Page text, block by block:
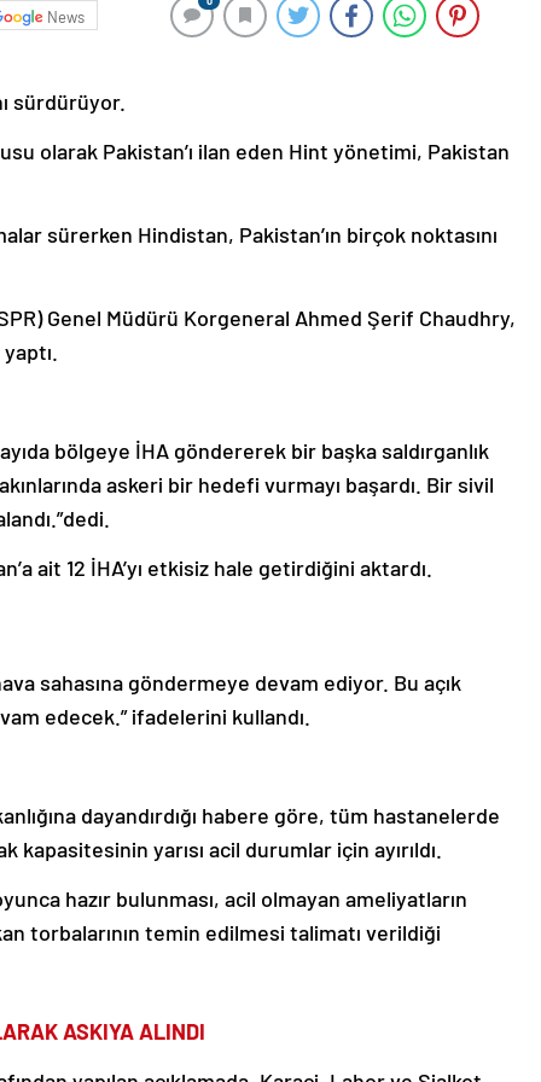
News
sürdürüyor.
olarak Pakistan’ı ilan eden Hint yönetimi, Pakistan
sürerken Hindistan, Pakistan’ın birçok noktasını
Genel Müdürü Korgeneral Ahmed Şerif Chaudhry,
bölgeye İHA göndererek bir başka saldırganlık
askeri bir hedefi vurmayı başardı. Bir sivil
ait 12 İHA’yı etkisiz hale getirdiğini aktardı.
sahasına göndermeye devam ediyor. Bu açık
edecek.” ifadelerini kullandı.
dayandırdığı habere göre, tüm hastanelerde
yarısı acil durumlar için ayırıldı.
hazır bulunması, acil olmayan ameliyatların
torbalarının temin edilmesi talimatı verildiği
ASKIYA ALINDI